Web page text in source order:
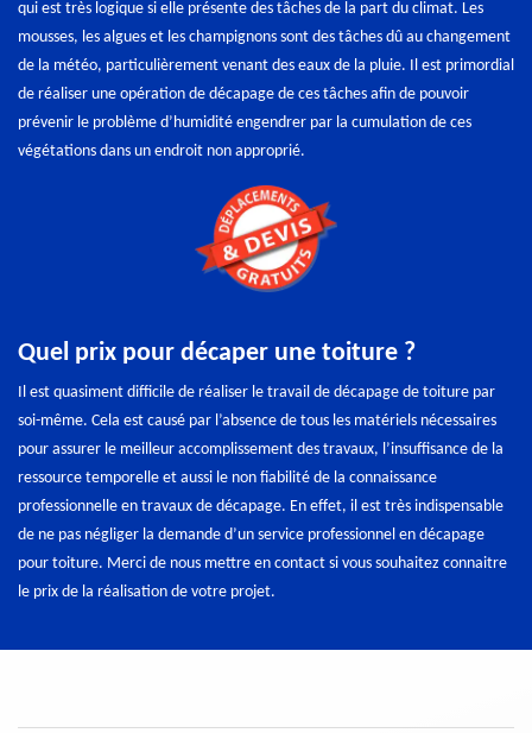
qui est très logique si elle présente des tâches de la part du climat. Les
mousses, les algues et les champignons sont des tâches dû au changement
de la météo, particulièrement venant des eaux de la pluie. Il est primordial
de réaliser une opération de décapage de ces tâches afin de pouvoir
prévenir le problème d’humidité engendrer par la cumulation de ces
végétations dans un endroit non approprié.
Quel prix pour décaper une toiture ?
Il est quasiment difficile de réaliser le travail de décapage de toiture par
soi-même. Cela est causé par l’absence de tous les matériels nécessaires
pour assurer le meilleur accomplissement des travaux, l’insuffisance de la
ressource temporelle et aussi le non fiabilité de la connaissance
professionnelle en travaux de décapage. En effet, il est très indispensable
de ne pas négliger la demande d’un service professionnel en décapage
pour toiture. Merci de nous mettre en contact si vous souhaitez connaitre
le prix de la réalisation de votre projet.